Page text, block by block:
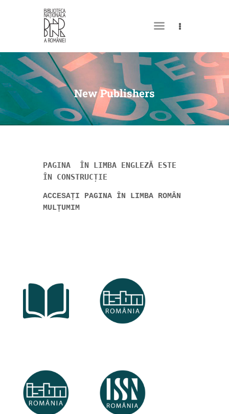
New Publishers
MY LIBRARY CARD
PAGINA ÎN LIMBA ENGLEZĂ ESTE
ÎN CONSTRUCȚIE
ACCESAȚI PAGINA ÎN LIMBA ROMÂNĂ LA
MULȚUMIM